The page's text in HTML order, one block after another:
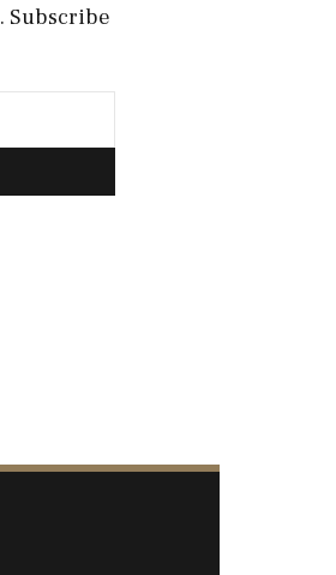
Subscribe